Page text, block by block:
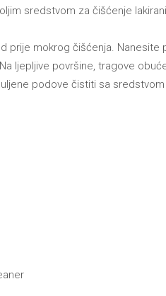
sredstvom za čišćenje
prije mokrog čišćenja. Nanesite
ljepljive površine, tragove
podove čistiti sa sredstvom